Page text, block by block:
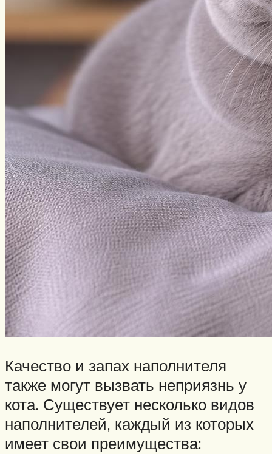
Качество и запах наполнителя
также могут вызвать неприязнь у
кота. Существует несколько видов
наполнителей, каждый из которых
имеет свои преимущества: